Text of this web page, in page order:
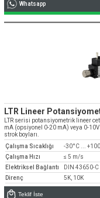
Whatsapp
LTR Lineer
LTR serisi potansiyometrik lineer
mA (opsiyonel 0-20 mA) veya 0-
strok boyları.
Çalışma Sıcaklığı
-30°C ...
Çalışma Hızı
≤ 5 m/s
Elektriksel Bağlantı
DIN 43650-
Direnç
5K, 10K
Teklif İste